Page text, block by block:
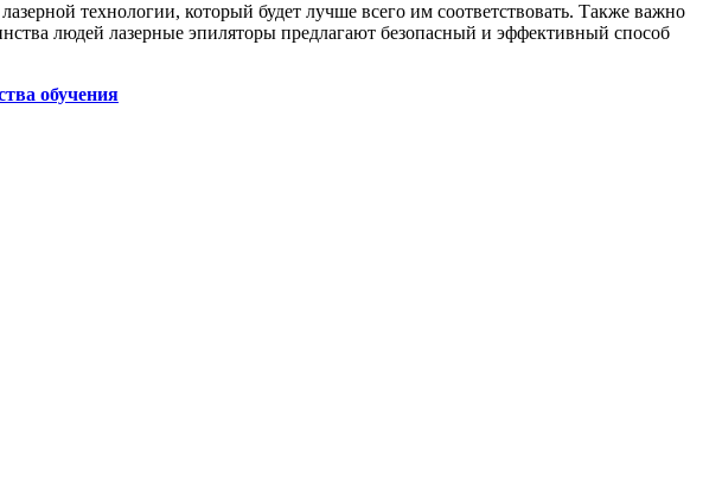
технологии, который будет лучше всего им соответствовать. Также важно
людей лазерные эпиляторы предлагают безопасный и эффективный способ
обучения